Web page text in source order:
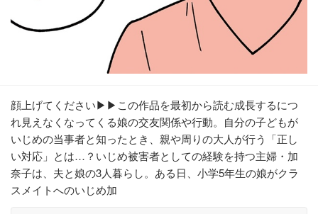
顔上げてください▶▶この作品を最初から読む成長するにつ
れ見えなくなってくる娘の交友関係や行動。自分の子どもが
いじめの当事者と知ったとき、親や周りの大人が行う「正し
い対応」とは…？いじめ被害者としての経験を持つ主婦・加
奈子は、夫と娘の3人暮らし。ある日、小学5年生の娘がクラ
スメイトへのいじめ加